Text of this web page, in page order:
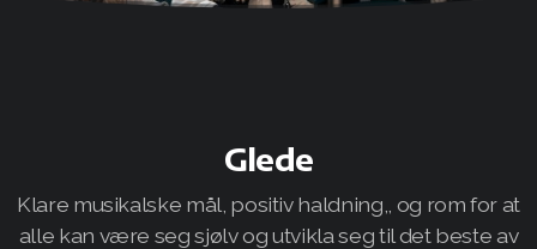
Glede
Klare musikalske mål, positiv haldning,, og rom for at
alle kan være seg sjølv og utvikla seg til det beste av
Fanafestivalen